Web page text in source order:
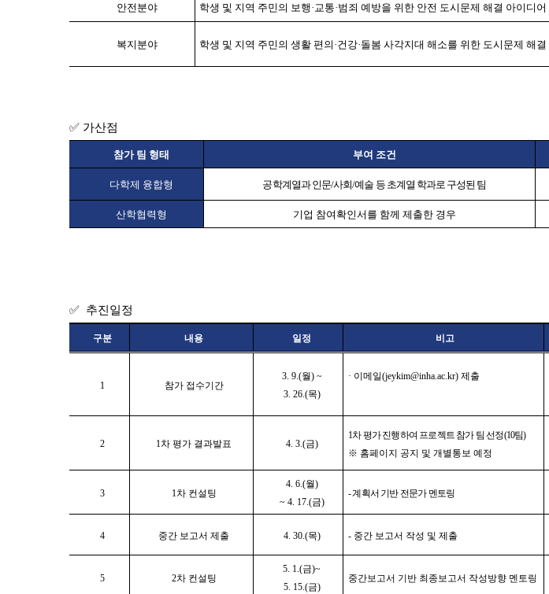
안전분야 학생 및 지역 주민의 보행·교통·범죄 예방을 위한 안전 도시문제 해결 아이디어
복지분야 학생 및 지역 주민의 생활 편의 ·건강·돌봄 사각지대 해소를 위한 도시문제 해결
✅ 가산점
참가 팀 형태 부여 조건
다학제 융합형 공학계열과 인문/사회/예술 등 초계열 학과로 구성된 팀
산학협력형 기업 참여확인서를 함께 제출한 경우
✅ 추진일정
구분 내용 일정 비고
1 참가 접수기간
3. 9.(월) ~
3. 26.(목)
· 이메일(jeykim@inha.ac.kr) 제출
2 1차 평가 결과발표 4. 3.(금)
1차 평가 진행하여 프로젝트 참가 팀 선정(10팀)
※ 홈페이지 공지 및 개별통보 예정
3 1차 컨설팅
4. 6.(월)
~ 4. 17.(금)
-계획서 기반 전문가 멘토링
4 중간 보고서 제출 4. 30.(목) - 중간 보고서 작성 및 제출
5 2차 컨설팅
5. 1.(금)~
5. 15.(금)
중간보고서 기반 최종보고서 작성방향 멘토링